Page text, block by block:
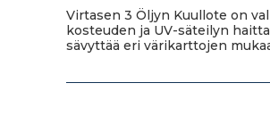
Virtasen 3 Öljyn Kuullote on
kosteuden ja UV-säteilyn
sävyttää eri värikarttojen